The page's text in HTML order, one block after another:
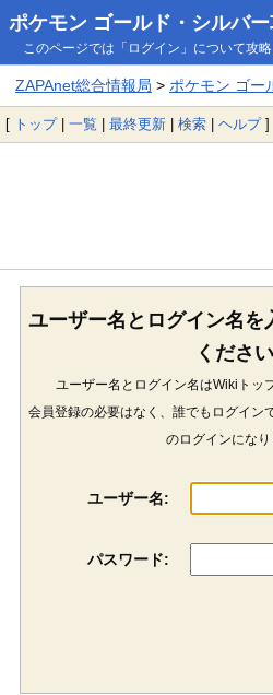
ポケモン ゴールド・シルバ
このページでは「ログイン」について攻略
ZAPAnet総合情報局 > ポケモン ゴー
[ トップ| 一覧 | 最終更新 | 検索 | ヘルプ]
ユーザー名とログイン名を
ください
ユーザー名とログイン名はWikiトッ
会員登録の必要はなく、誰でもログイン
のログインになり
ユーザー名:
パスワード: